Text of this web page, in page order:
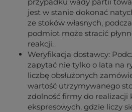
jest w stanie dokonać
ze stoków własnych,
podmiot może stracić
reakcji.
Weryfikacja dostawcy:
zapytać nie tylko o lata na
liczbę obsłużonych
wartość utrzymywanego
zdolność firmy do realizacji
ekspresowych, gdzie liczy